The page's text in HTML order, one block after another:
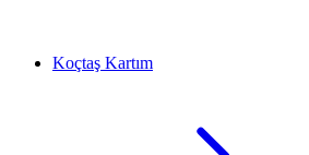
Koçtaş Kartım